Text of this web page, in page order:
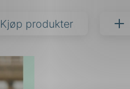
Kjøp produkter